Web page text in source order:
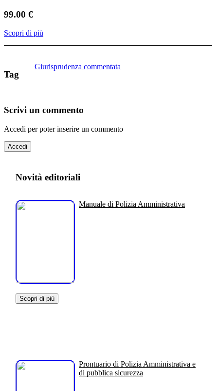
99.00 €
Scopri di più
Tag
Giurisprudenza commentata
Scrivi un commento
Accedi per poter inserire un commento
Accedi
Novità editoriali
Manuale di Polizia Amministrativa
Scopri di più
Prontuario di Polizia Amministrativa e
di pubblica sicurezza